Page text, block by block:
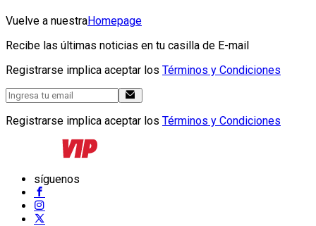
Vuelve a nuestraHomepage
Recibe las últimas noticias en tu casilla de E-mail
Registrarse implica aceptar los Términos y Condiciones
Registrarse implica aceptar los Términos y Condiciones
síguenos